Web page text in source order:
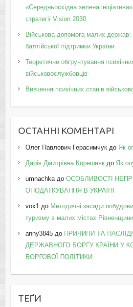
«Середньосхідна зелена ініціатива»
стратегії Vision 2030
Військова допомога малих держав:
балтійської підтримки України
Теоретичне обґрунтування
військовослужбовців
Вивчення психічних станів
ОСТАННІ КОМЕНТАРІ
Олег Павлович Герасимчукдо Як
Дарія Дмитрівна Корешнякдо Як
umnachkaдо ОСОБЛИВОСТІ
ОПОДАТКУВАННЯ В УКРАЇНІ
vox1до Методичні засади побудови
туризму в малих містах Рівненщини
anny3845до ПРИЧИНИ ТА
ДЕРЖАВНОГО БОРГУ КРАЇНИ У
БОРГОВОЇ ПОЛІТИКИ
ТЕҐИ